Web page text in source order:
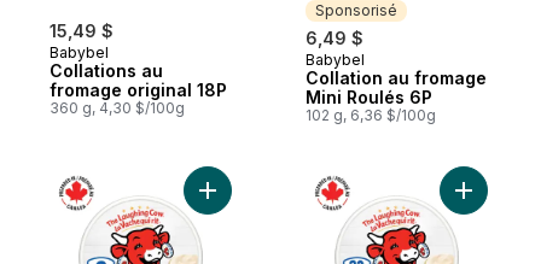
15,49 $
Babybel
Collations au
fromage original 18P
360 g, 4,30 $/100g
Sponsorisé
6,49 $
Sponsorisé
Babybel
Collation au fromage
Mini Roulés 6P
102 g, 6,36 $/100g
Ajouter Original Fromage à tartiner 8P au
Ajouter